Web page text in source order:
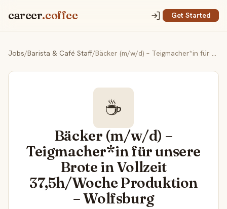
career.coffee Get Started
Jobs/Barista & Café Staff/ Bäcker (m/w/d) – Teigmacher*in für unsere Brote in Vollzeit 37,5h/Woche Produk­tion – Wolfsburg
☕
Bäcker (m/w/d) –
Teigmacher*in für unsere
Brote in Vollzeit
37,5h/Woche Produk­tion
– Wolfsburg